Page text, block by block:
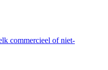
commercieel of niet-